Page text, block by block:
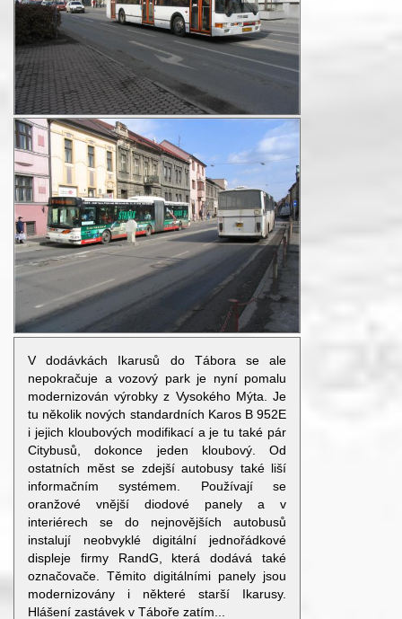
V dodávkách Ikarusů do Tábora se ale
nepokračuje a vozový park je nyní pomalu
modernizován výrobky z Vysokého Mýta. Je
tu několik nových standardních Karos B 952E
i jejich kloubových modifikací a je tu také pár
Citybusů, dokonce jeden kloubový. Od
ostatních měst se zdejší autobusy také liší
informačním systémem. Používají se
oranžové vnější diodové panely a v
interiérech se do nejnovějších autobusů
instalují neobvyklé digitální jednořádkové
displeje firmy RandG, která dodává také
označovače. Těmito digitálními panely jsou
modernizovány i některé starší Ikarusy.
Hlášení zastávek v Táboře zatím...